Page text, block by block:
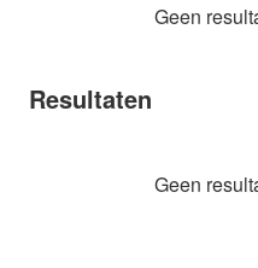
Geen
Resultaten
Geen